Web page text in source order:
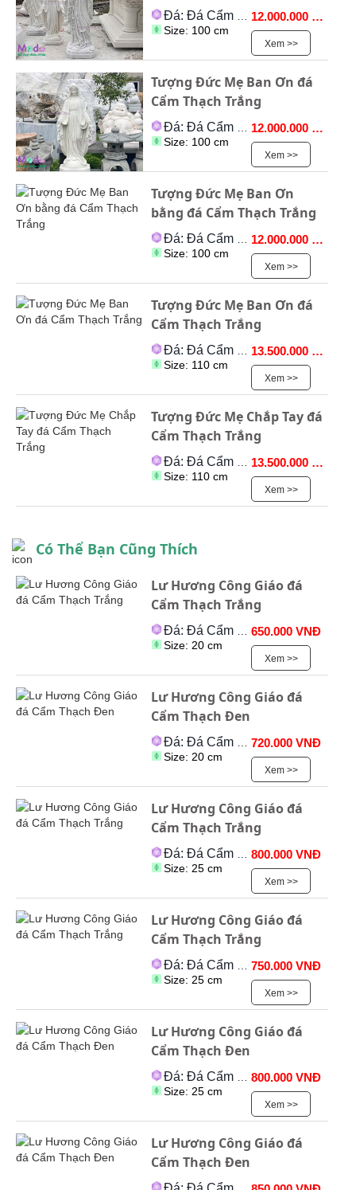
Đá: Đá Cẩm Thạch
Size: 100 cm
12.000.000 VNĐ
Xem >>
Tượng Đức Mẹ Ban Ơn đá
Cẩm Thạch Trắng
Đá: Đá Cẩm Thạch
Size: 100 cm
12.000.000 VNĐ
Xem >>
Tượng Đức Mẹ Ban Ơn
bằng đá Cẩm Thạch Trắng
Đá: Đá Cẩm Thạch
Size: 100 cm
12.000.000 VNĐ
Xem >>
Tượng Đức Mẹ Ban Ơn đá
Cẩm Thạch Trắng
Đá: Đá Cẩm Thạch
Size: 110 cm
13.500.000 VNĐ
Xem >>
Tượng Đức Mẹ Chắp Tay đá
Cẩm Thạch Trắng
Đá: Đá Cẩm Thạch
Size: 110 cm
13.500.000 VNĐ
Xem >>
Có Thể Bạn Cũng Thích
Lư Hương Công Giáo đá
Cẩm Thạch Trắng
Đá: Đá Cẩm Thạch
Size: 20 cm
650.000 VNĐ
Xem >>
Lư Hương Công Giáo đá
Cẩm Thạch Đen
Đá: Đá Cẩm Thạch
Size: 20 cm
720.000 VNĐ
Xem >>
Lư Hương Công Giáo đá
Cẩm Thạch Trắng
Đá: Đá Cẩm Thạch
Size: 25 cm
800.000 VNĐ
Xem >>
Lư Hương Công Giáo đá
Cẩm Thạch Trắng
Đá: Đá Cẩm Thạch
Size: 25 cm
750.000 VNĐ
Xem >>
Lư Hương Công Giáo đá
Cẩm Thạch Đen
Đá: Đá Cẩm Thạch
Size: 25 cm
800.000 VNĐ
Xem >>
Lư Hương Công Giáo đá
Cẩm Thạch Đen